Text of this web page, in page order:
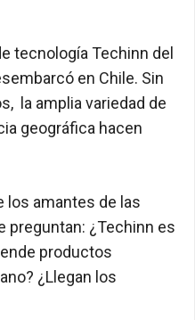
tecnología Techinn del
en Chile. Sin
la amplia variedad de
geográfica hacen
los amantes de las
preguntan: ¿Techinn es
productos
¿Llegan los